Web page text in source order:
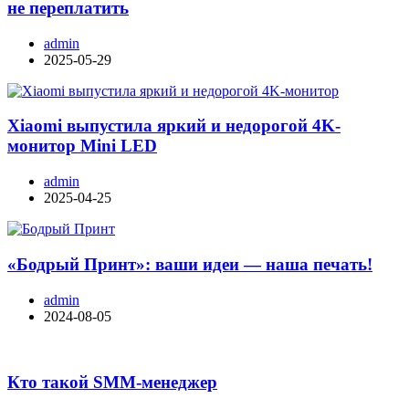
не переплатить
admin
2025-05-29
Xiaomi выпустила яркий и недорогой 4K-
монитор Mini LED
admin
2025-04-25
«Бодрый Принт»: ваши идеи — наша печать!
admin
2024-08-05
Кто такой SMM-менеджер